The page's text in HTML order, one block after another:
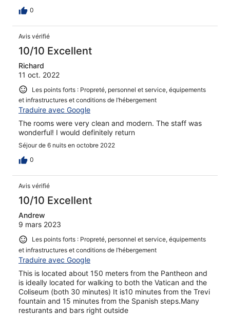
0
Avis vérifié
10/10 Excellent
Richard
11 oct. 2022
Les points forts : Propreté, personnel et service, équipements
et infrastructures et conditions de l’hébergement
Traduire avec Google
The rooms were very clean and modern. The staff was
wonderful! I would definitely return
Séjour de 6 nuits en octobre 2022
0
Avis vérifié
10/10 Excellent
Andrew
9 mars 2023
Les points forts : Propreté, personnel et service, équipements
et infrastructures et conditions de l’hébergement
Traduire avec Google
This is located about 150 meters from the Pantheon and
is ideally located for walking to both the Vatican and the
Coliseum (both 30 minutes) It is10 minutes from the Trevi
fountain and 15 minutes from the Spanish steps.Many
resturants and bars right outside